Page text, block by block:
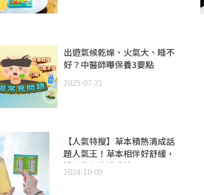
出遊氣候乾燥、火氣大、睡不
好？中醫師曝保養3要點
2025-07-21
【人氣特搜】草本積熱清成話
題人氣王！草本相伴好舒緩，
迎戰秋冬進補季節
2024-10-09